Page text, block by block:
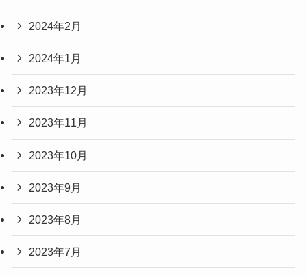
2024年2月
2024年1月
2023年12月
2023年11月
2023年10月
2023年9月
2023年8月
2023年7月